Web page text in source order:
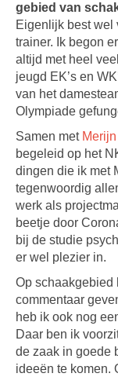
gebied van
Eigenlijk best wel
trainer. Ik begon
altijd met heel
jeugd EK’s en
van het
Olympiade
Samen met
begeleid op het
dingen die ik met
tegenwoordig
werk als
beetje door
bij de studie
er wel plezier in.
Op schaakgebied
commentaar
heb ik ook nog
Daar ben ik
de zaak in goede
ideeën te komen.